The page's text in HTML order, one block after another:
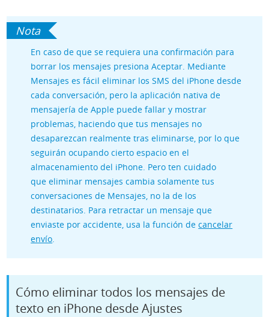
En caso de que se requiera una confirmación para
borrar los mensajes presiona Aceptar. Mediante
Mensajes es fácil eliminar los SMS del iPhone desde
cada conversación, pero la aplicación nativa de
mensajería de Apple puede fallar y mostrar
problemas, haciendo que tus mensajes no
desaparezcan realmente tras eliminarse, por lo que
seguirán ocupando cierto espacio en el
almacenamiento del iPhone. Pero ten cuidado
queeliminar mensajes cambia solamente tus
conversaciones de Mensajes, no la de los
destinatarios. Para retractar un mensaje que
enviaste por accidente, usa la función decancelar
envío
Cómo eliminar todos los mensajes de
texto en iPhone desde Ajustes